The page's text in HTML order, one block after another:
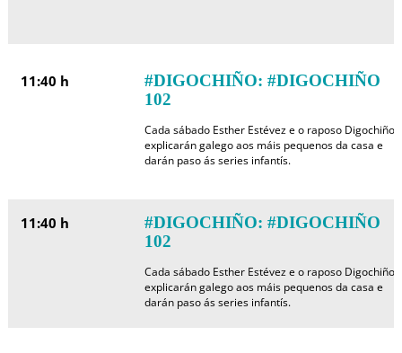
11:40 h
#DIGOCHIÑO: #DIGOCHIÑO
102
Cada sábado Esther Estévez e o raposo Digochiño
explicarán galego aos máis pequenos da casa e
darán paso ás series infantís.
11:40 h
#DIGOCHIÑO: #DIGOCHIÑO
102
Cada sábado Esther Estévez e o raposo Digochiño
explicarán galego aos máis pequenos da casa e
darán paso ás series infantís.